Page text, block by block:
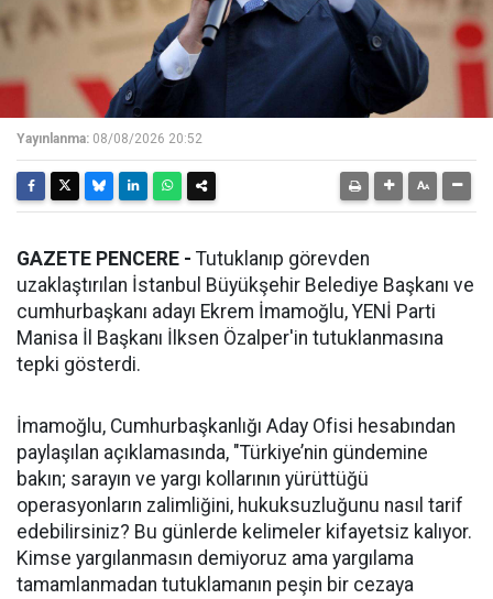
Yayınlanma: 08/08/2026 20:52
GAZETE PENCERE - Tutuklanıp görevden
uzaklaştırılan İstanbul Büyükşehir Belediye Başkanı ve
cumhurbaşkanı adayı Ekrem İmamoğlu, YENİ Parti
Manisa İl Başkanı İlksen Özalper'in tutuklanmasına
tepki gösterdi.
İmamoğlu, Cumhurbaşkanlığı Aday Ofisi hesabından
paylaşılan açıklamasında, "Türkiye’nin gündemine
bakın; sarayın ve yargı kollarının yürüttüğü
operasyonların zalimliğini, hukuksuzluğunu nasıl tarif
edebilirsiniz? Bu günlerde kelimeler kifayetsiz kalıyor.
Kimse yargılanmasın demiyoruz ama yargılama
tamamlanmadan tutuklamanın peşin bir cezaya